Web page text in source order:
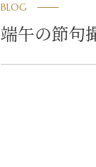
BLOG
端午の節句